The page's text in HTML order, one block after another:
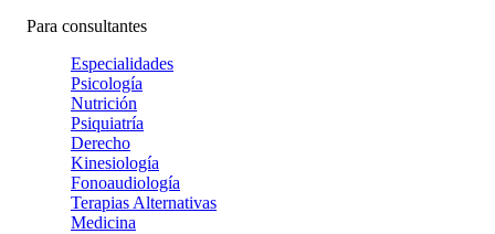
Para consultantes
Especialidades
Psicología
Nutrición
Psiquiatría
Derecho
Kinesiología
Fonoaudiología
Terapias Alternativas
Medicina